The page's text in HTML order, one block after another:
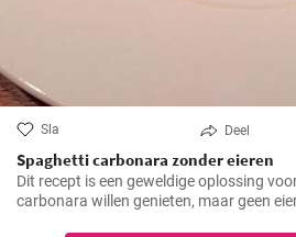
Sla Deel
Spaghetti carbonara zonder eieren
Dit recept is een geweldige oplossing
carbonara willen genieten, maar geen